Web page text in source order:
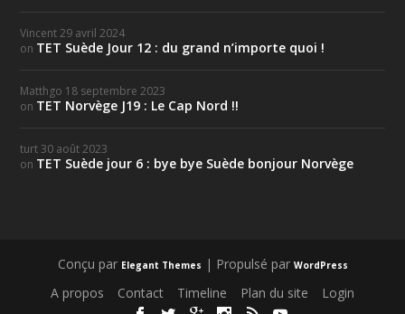
Vincent 29 avril 2024
on TET Suède Jour 12 : du grand n’importe quoi !
Matthgo 18 septembre 2023
on TET Norvège J19 : Le Cap Nord !!
turt 30 août 2023
on TET Suède jour 6 : bye bye Suède bonjour Norvège
Conçu par Elegant Themes | Propulsé par WordPress
A propos Contact Timeline Plan du site Login